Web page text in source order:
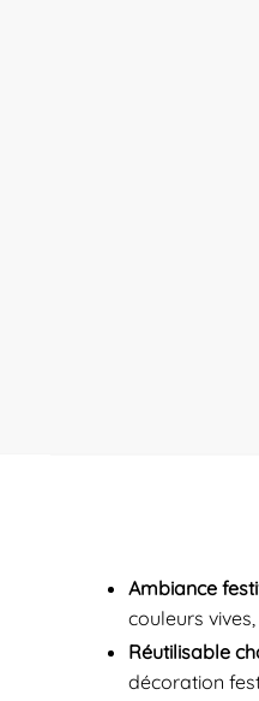
Ambiance
couleurs
Réutilisable
décoration